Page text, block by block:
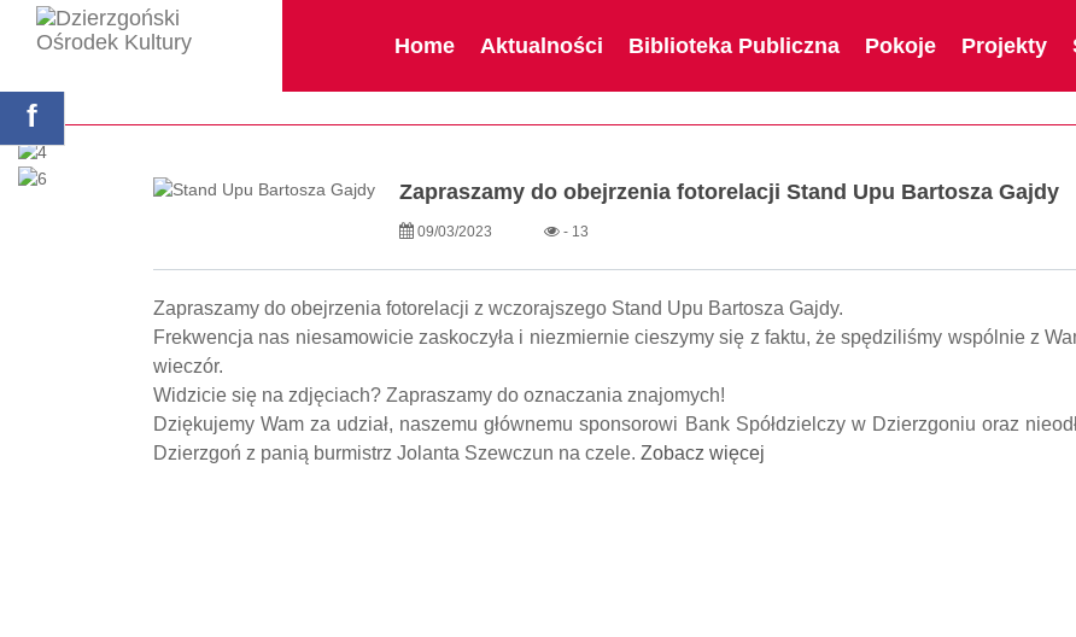
single.php
Home Aktualności Biblioteka Publiczna Pokoje Projekty
Zapraszamy do obejrzenia fotorelacji Stand Upu Bartosza Gajdy
09/03/2023 - 13
Zapraszamy do obejrzenia fotorelacji z wczorajszego Stand Upu Bartosza Gajdy.
Frekwencja nas niesamowicie zaskoczyła i niezmiernie cieszymy się z faktu, że spędziliśmy wspólnie z
wieczór.
Widzicie się na zdjęciach? Zapraszamy do oznaczania znajomych!
Dziękujemy Wam za udział, naszemu głównemu sponsorowi Bank Spółdzielczy w Dzierzgoniu oraz
Dzierzgoń z panią burmistrz Jolanta Szewczun na czele. Zobacz więcej
f